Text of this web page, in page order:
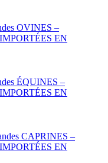
OVINES –
EN
ÉQUINES –
EN
CAPRINES –
EN